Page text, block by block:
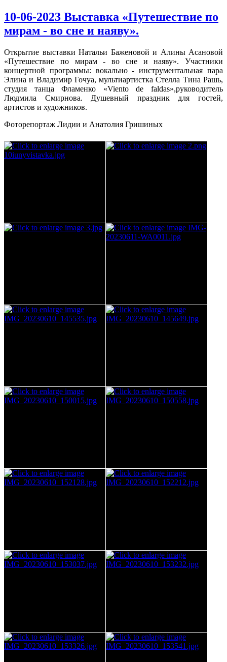
10-06-2023 Выставка «Путешествие по
мирам - во сне и наяву».
Открытие выставки Натальи Баженовой и Алины Асановой
«Путешествие по мирам - во сне и наяву». Участники
концертной программы: вокально - инструментальная пара
Элина и Владимир Гочуа, мультиартистка Стелла Тина Рашь,
студия танца Фламенко «Viento de faldas»,руководитель
Людмила Смирнова. Душевный праздник для гостей,
артистов и художников.
Фоторепортаж Лидии и Анатолия Гришиных